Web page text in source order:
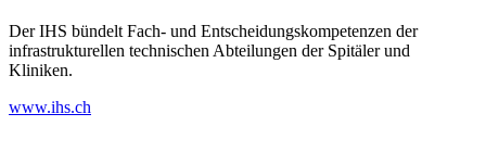
Der IHS bündelt Fach- und Entscheidungskompetenzen der
infrastrukturellen technischen Abteilungen der Spitäler und
Kliniken.
www.ihs.ch